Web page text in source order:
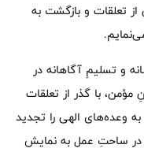
تعلقات و بازگشت به
و تسلیمِ آگاهانه در
با گذر از تعلقات
وعده‌های الهی را تجدید
در ساحتِ عمل به نمایش